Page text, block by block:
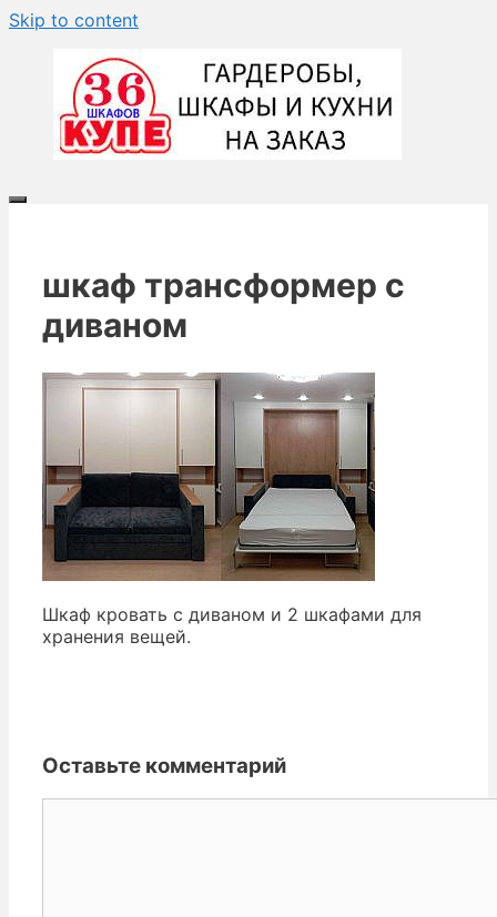
Skip to content
шкаф трансформер с
диваном
Шкаф кровать с диваном и 2 шкафами для
хранения вещей.
Оставьте комментарий